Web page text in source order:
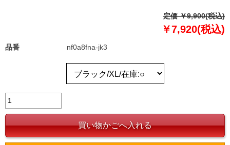
定価 ￥9,900(税込)
￥7,920(税込)
品番 nf0a8fna-jk3